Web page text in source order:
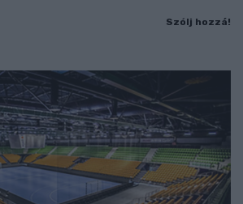
Szólj hozzá!